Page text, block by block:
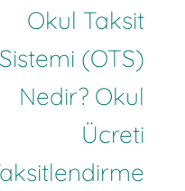
Okul Taksit
Sistemi (OTS)
Nedir? Okul
Ücreti